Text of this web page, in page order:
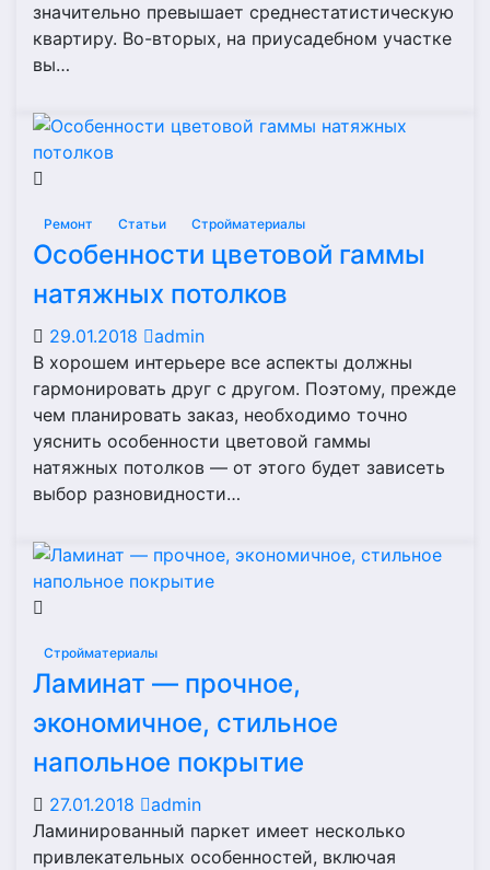
значительно превышает среднестатистическую
квартиру. Во-вторых, на приусадебном участке
вы…
Ремонт Статьи Стройматериалы
Особенности цветовой гаммы
натяжных потолков
29.01.2018
admin
В хорошем интерьере все аспекты должны
гармонировать друг с другом. Поэтому, прежде
чем планировать заказ, необходимо точно
уяснить особенности цветовой гаммы
натяжных потолков — от этого будет зависеть
выбор разновидности…
Стройматериалы
Ламинат — прочное,
экономичное, стильное
напольное покрытие
27.01.2018
admin
Ламинированный паркет имеет несколько
привлекательных особенностей, включая